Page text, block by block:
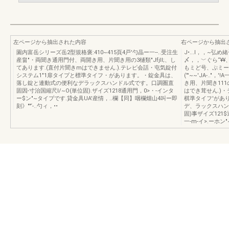
左ページから抽出された内容
園内富岳シリーズ岳2型規格褒:410~415頁4戸'勺晶ー一--..受注生
産畠"・両聞き通用門付、両開き用、片聞き用の3樋類"Jfjll;、し
てあります.(直付片聞きmはできません.).テレピ会話・屯気錠付
システム1"1扉タイプと標準タイフ・があります。・錠金具は、
落し錠と連動式の便利なデラックスハンドル式です。口調圏直
固因-寸治国縮尺I/~O(単位固).ザイズ1218通用門，0>・-インタ
ー$ン"~タイプです.貸金具UA'産情，..欄【同】咽欄畑山4叫ー即
刻》""‘-..勺ィ，••
右ページから抽出
J•...I，，~弘め
〆，，﹀ぐら
もミど号、ぷミ
("'~~'JA-.."，'!A
き用、片聞き
はでき茸せん.)
棋準タイフ'があ
デ、ラックスハ
固)事ザイズ121$
一-m-イ>.ーホン